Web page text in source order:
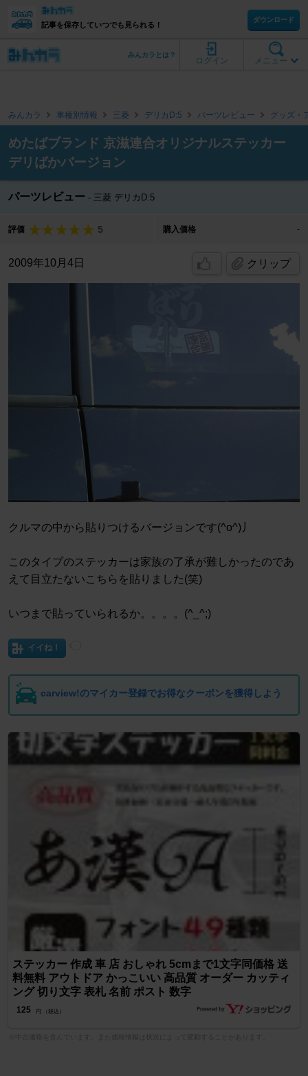
記事を保存していつでも見られる！
ダウンロード
メニュー
ログイン
みんカラとは？
みんカラ 車種別情報 三菱 デリカD:5 パーツレビュー グッズ・
めたばブランド 京滋連合オリジナルステッカー
デリばかバージョン
パーツレビュー 三菱 デリカD:5
評価 5 購入価格 -
2009年10月4日 クリップ
クルマの中から貼りつけるバージョンです(^o^)丿
このタイプのステッカーは家族の了承が難しかったのであ
えて目立たないこちらを貼りました(笑)
いつまで貼っていられるか。。。。(^_^;)
イイね！
carview!のマイカー登録でお得なクーポンを獲得しよう
ステッカー 作成 車 店 おしゃれ 5cmまで1文字同価格 送
料無料 アウトドア かっこいい 高品質 オーダー カッティ
ング 切り文字 表札 名前 ポスト 数字
125 円 （税込）